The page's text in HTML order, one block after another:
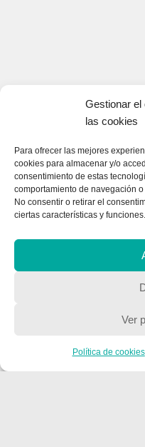
Gestionar el
las cookies
Para ofrecer las mejores
cookies para almacenar y/o
consentimiento de estas
comportamiento de navegación
No consentir o retirar el
ciertas características y funciones.
Ver
Política de cookies
QUIENES SOMOS